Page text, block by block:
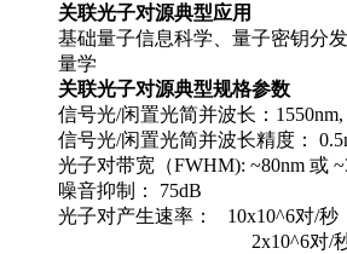
关联光子对源典型应用
基础量子信息科学、量子密钥分
量学
关联光子对源典型规格参数
信号光/闲置光简并波长：1550nm,
信号光/闲置光简并波长精度：
光子对带宽（FWHM): ~80nm 或
噪音抑制： 75dB
光子对产生速率： 10x10^6对/秒
2x10^6对/秒 （窄